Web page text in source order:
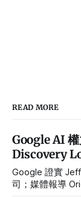
READ MORE
Google AI 權
Discovery
Google 證實
司；媒體報導